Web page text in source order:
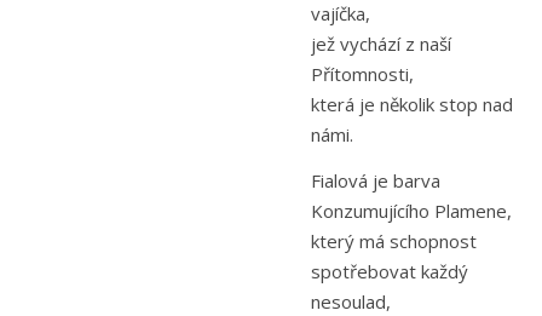
vajíčka,
jež vychází z naší
Přítomnosti,
která je několik stop nad
námi.
Fialová je barva
Konzumujícího Plamene,
který má schopnost
spotřebovat každý
nesoulad,